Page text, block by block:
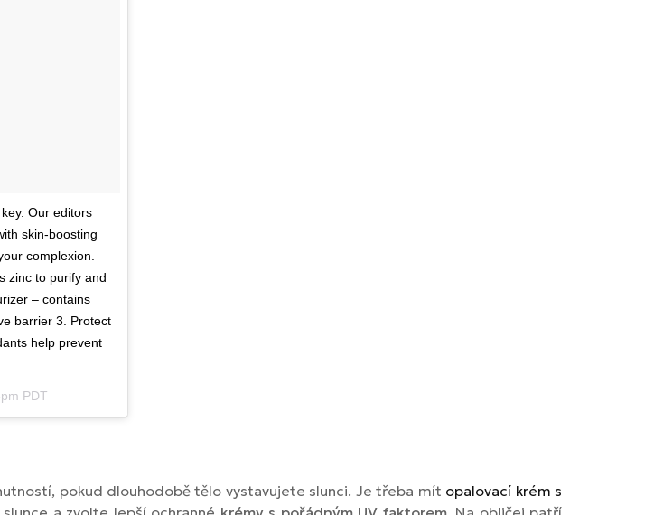
Our editors
skin-boosting
complexion.
zinc to purify and
– contains
barrier 3. Protect
help prevent
PDT
pokud dlouhodobě tělo vystavujete slunci. Je třeba mít opalovací krém s